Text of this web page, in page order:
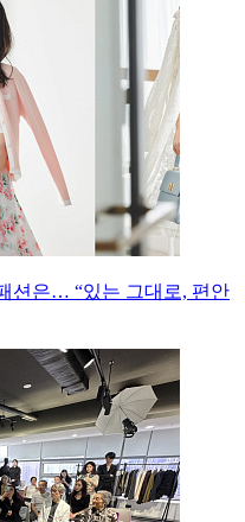
션은… “있는 그대로, 편안